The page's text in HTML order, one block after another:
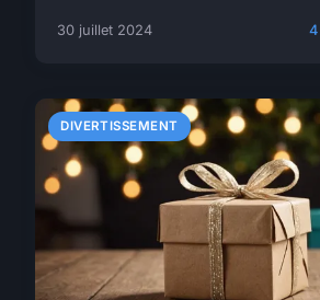
30 juillet 2024
DIVERTISSEMENT